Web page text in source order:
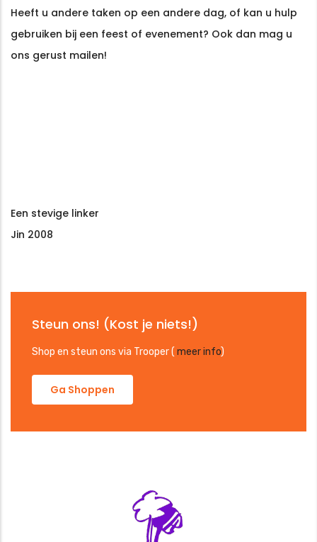
Heeft u andere taken op een andere dag, of kan u hulp
gebruiken bij een feest of evenement? Ook dan mag u
ons gerust mailen!
Een stevige linker
Jin 2008
Steun ons! (Kost je niets!)
Shop en steun ons via Trooper ( meer info)
Ga Shoppen
Het is gewoon "wijs"